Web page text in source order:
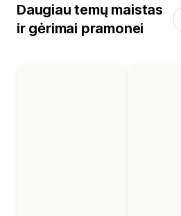
Daugiau temų maistas
ir gėrimai pramonei